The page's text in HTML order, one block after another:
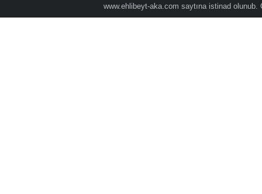
www.ehlibeyt-aka.com saytına istinad olunub.